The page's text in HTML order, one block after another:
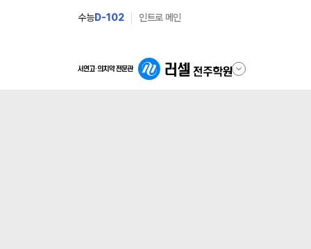
수능D-102 인트로 메인